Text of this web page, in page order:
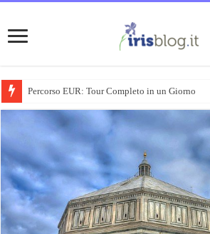
Percorso EUR: Tour Completo in un Giorno